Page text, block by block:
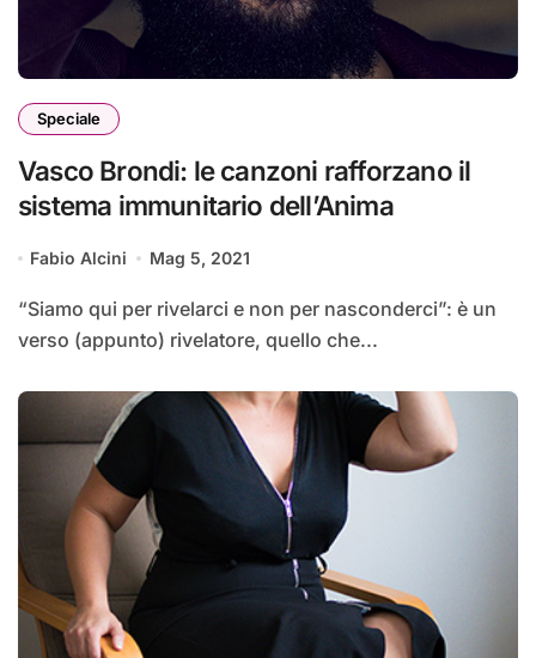
Speciale
Vasco Brondi: le canzoni rafforzano il
sistema immunitario dell’Anima
Fabio Alcini Mag 5, 2021
“Siamo qui per rivelarci e non per nasconderci”: è un
verso (appunto) rivelatore, quello che...